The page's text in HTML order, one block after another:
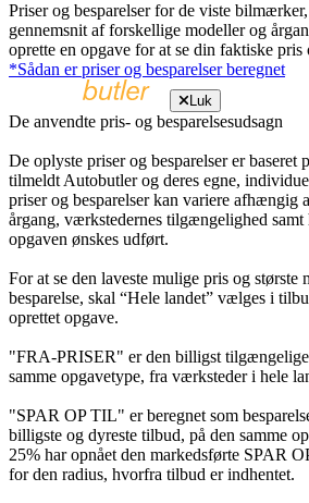
Priser og besparelser for de viste bilmærker,
gennemsnit af forskellige modeller og
oprette en opgave for at se din faktiske pris
*Sådan er priser og besparelser beregnet
Luk
De anvendte pris- og besparelsesudsagn
De oplyste priser og besparelser er
tilmeldt Autobutler og deres egne,
priser og besparelser kan variere afhængig
årgang, værkstedernes tilgængelighed
opgaven ønskes udført.
For at se den laveste mulige pris og største
besparelse, skal “Hele landet” vælges i
oprettet opgave.
"FRA-PRISER" er den billigst tilgængelige
samme opgavetype, fra værksteder i hele
"SPAR OP TIL" er beregnet som
billigste og dyreste tilbud, på den samme
25% har opnået den markedsførte SPAR
for den radius, hvorfra tilbud er indhentet.